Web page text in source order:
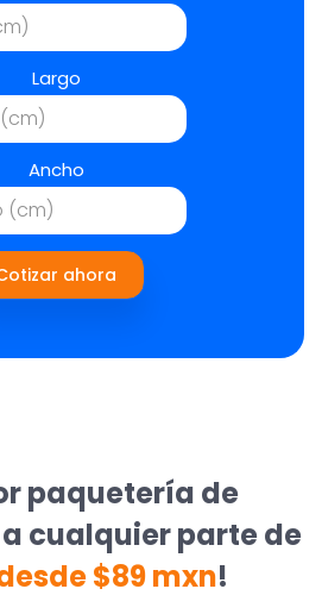
Largo
Ancho
ahora
paquetería de
cualquier parte de
$89 mxn!